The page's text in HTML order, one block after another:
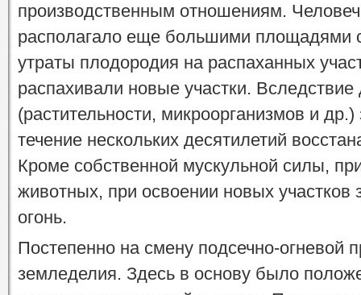
производственным отношениям.
располагало еще большими площадями
утраты плодородия на распаханных
распахивали новые участки.
(растительности, микроорганизмов и
течение нескольких десятилетий
Кроме собственной мускульной силы,
животных, при освоении новых участков
огонь.
Постепенно на смену подсечно-огневой
земледелия. Здесь в основу было